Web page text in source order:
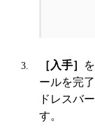
［入手］
ールを完
ドレスバ
す。